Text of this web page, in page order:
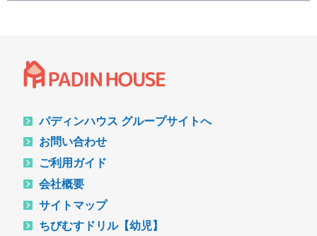
パディンハウス グループサイトへ
お問い合わせ
ご利用ガイド
会社概要
サイトマップ
ちびむすドリル【幼児】